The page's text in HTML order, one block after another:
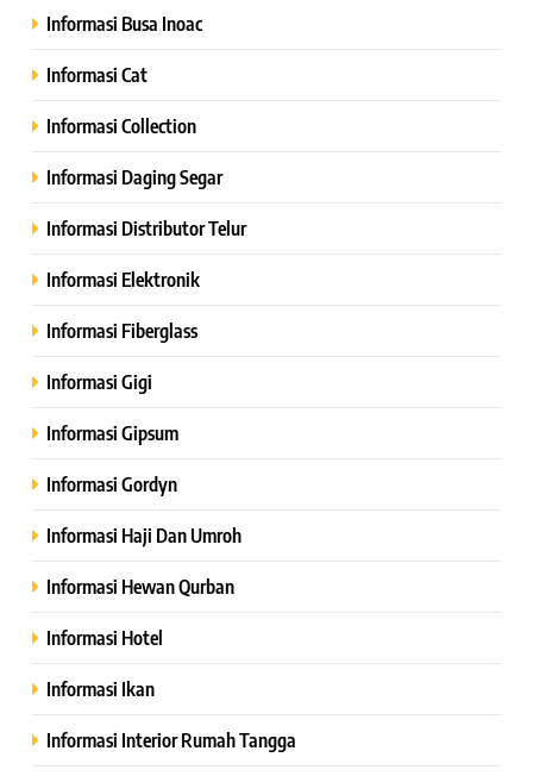
Informasi Busa Inoac
Informasi Cat
Informasi Collection
Informasi Daging Segar
Informasi Distributor Telur
Informasi Elektronik
Informasi Fiberglass
Informasi Gigi
Informasi Gipsum
Informasi Gordyn
Informasi Haji Dan Umroh
Informasi Hewan Qurban
Informasi Hotel
Informasi Ikan
Informasi Interior Rumah Tangga